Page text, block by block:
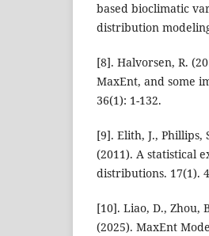
based bioclimatic
distribution
[8]. Halvorsen, R.
MaxEnt, and some
36(1): 1-132.
[9]. Elith, J., Phillips,
(2011). A statistical
distributions. 17(1).
[10]. Liao, D., Zhou,
(2025). MaxEnt